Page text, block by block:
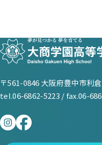
〒561-0846 大阪府豊中市利
tel.06-6862-5223 / fax.06-